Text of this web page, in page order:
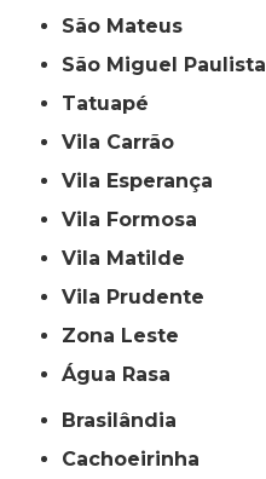
São Mateus
São Miguel Paulista
Tatuapé
Vila Carrão
Vila Esperança
Vila Formosa
Vila Matilde
Vila Prudente
Zona Leste
Água Rasa
Brasilândia
Cachoeirinha